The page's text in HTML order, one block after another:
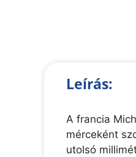
Leírás:
A francia
mérceként
utolsó